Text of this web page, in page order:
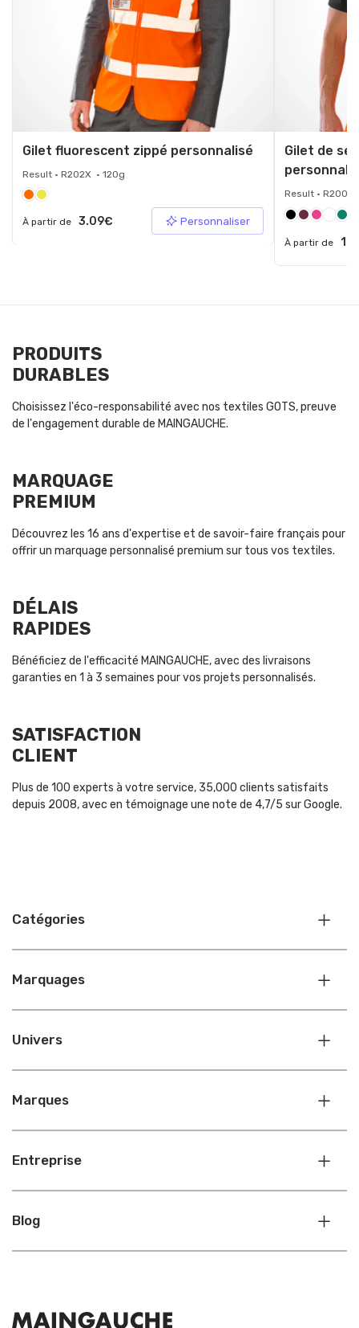
Gilet fluorescent zippé personnalisé
Result • R202X • 120g
À partir de 3.09€ Personnaliser
Gilet de
Result • R200X
À partir de
PRODUITS
DURABLES
Choisissez l'éco-responsabilité avec nos textiles GOTS, preuve
de l'engagement durable de MAINGAUCHE.
MARQUAGE
PREMIUM
Découvrez les 16 ans d'expertise et de savoir-faire français pour
offrir un marquage personnalisé premium sur tous vos textiles.
DÉLAIS
RAPIDES
Bénéficiez de l'efficacité MAINGAUCHE, avec des livraisons
garanties en 1 à 3 semaines pour vos projets personnalisés.
SATISFACTION
CLIENT
Plus de 100 experts à votre service, 35,000 clients satisfaits
depuis 2008, avec en témoignage une note de 4,7/5 sur Google.
Catégories
Marquages
Univers
Marques
Entreprise
Blog